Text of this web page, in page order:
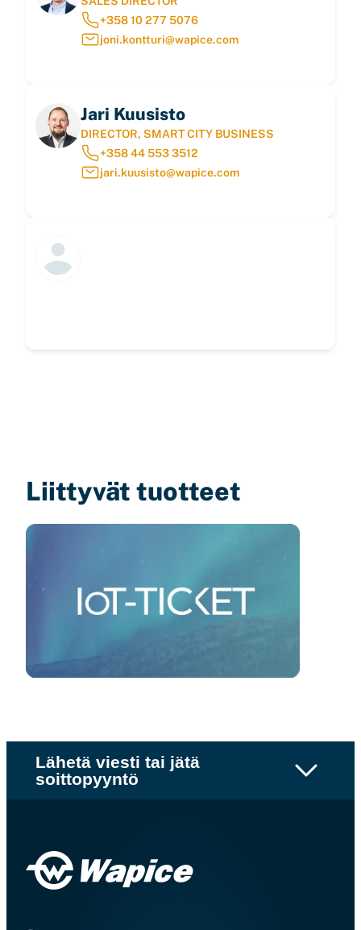
+358 10 277 5076
joni.kontturi@wapice.com
Jari Kuusisto
DIRECTOR, SMART CITY BUSINESS
+358 44 553 3512
jari.kuusisto@wapice.com
Liittyvät tuotteet
Lähetä viesti tai jätä
soittopyyntö